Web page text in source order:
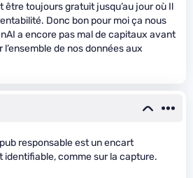
être toujours gratuit jusqu’au jour où Il
Donc bon pour moi ça nous
a encore pas mal de capitaux avant
de nos données aux
responsable est un encart
identifiable, comme sur la capture.